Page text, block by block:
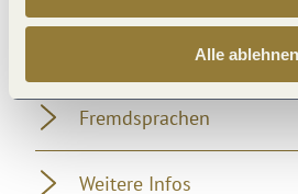
Alle ablehnen
Ausstattung Zimmer/
Fremdsprachen
Weitere Infos